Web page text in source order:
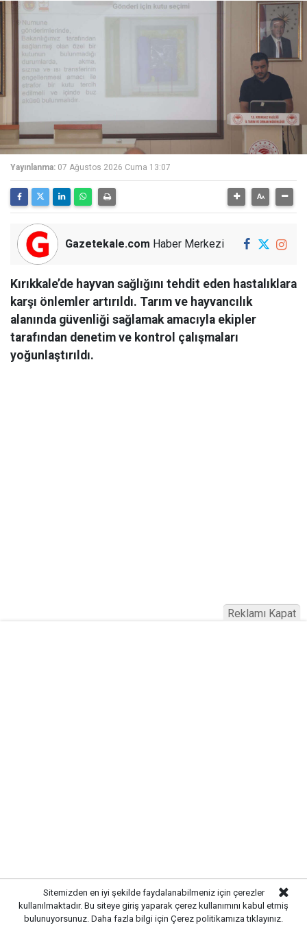
Yayınlanma: 07 Ağustos 2026 Cuma 13:07
Gazetekale.com Haber Merkezi
Kırıkkale’de hayvan sağlığını tehdit eden hastalıklara
karşı önlemler artırıldı. Tarım ve hayvancılık
alanında güvenliği sağlamak amacıyla ekipler
tarafından denetim ve kontrol çalışmaları
yoğunlaştırıldı.
Yürütülen çalışmalar kapsamında işletmelerde sağlık
kontrolleri gerçekleştirilirken, yetiştiricilere
hastalıklarla mücadele konusunda bilgilendirmelerde
bulunuldu. Hayvan hareketlerinin takip edilmesi ve
Sitemizden en iyi şekilde faydalanabilmeniz için çerezler
kullanılmaktadır. Bu siteye giriş yaparak çerez kullanımını kabul etmiş
bulunuyorsunuz. Daha fazla bilgi için Çerez politikamıza tıklayınız.
Reklamı Kapat